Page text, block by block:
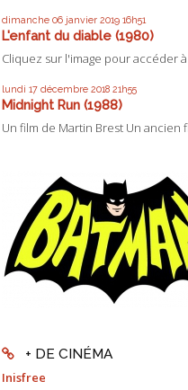
dimanche 06 janvier 2019 16h51
L'enfant du diable (1980)
Cliquez sur l'image pour accéder
lundi 17 décembre 2018 21h55
Midnight Run (1988)
Un film de Martin Brest Un ancien
+ DE CINÉMA
Inisfree